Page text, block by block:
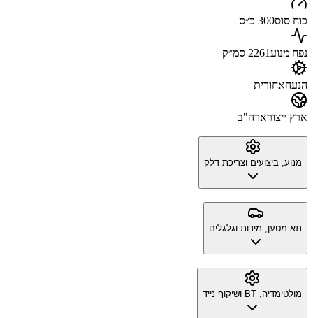
כוח סוס300 כ״ס
נפח מנוע2261 סמ״ק
הנעהאחורית
ארץ ייצורארה"ב
מנוע, ביצועים וצריכת דלק
תא מטען, מידות וגלגלים
מולטימדיה, BT ושיקוף נייד